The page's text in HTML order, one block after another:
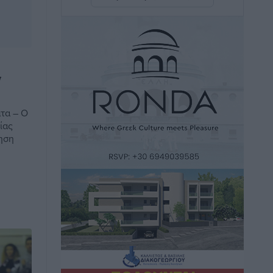
– Ο
Νέο ξενοδοχείο στη Ρόδο για την H
Hotels – Χατζηλαζάρου – Προχωρά
Τοπικές Ειδήσεις πριν 8 ώρες
Αυτοκίνητο μπήκε παράνομα σε
Αναποδογύρισε όχημα με μητέρα και
Τοπικές Ειδήσεις πριν 8 ώρες
“Η Ευρώπη αντιμετώπιζε το
προσφυγικό σαν ταινία τρόμου” – Η
συγκλονιστική μαρτυρία της Χαρούλας
Γιασιράνη στον RV για τα γεγονότα που